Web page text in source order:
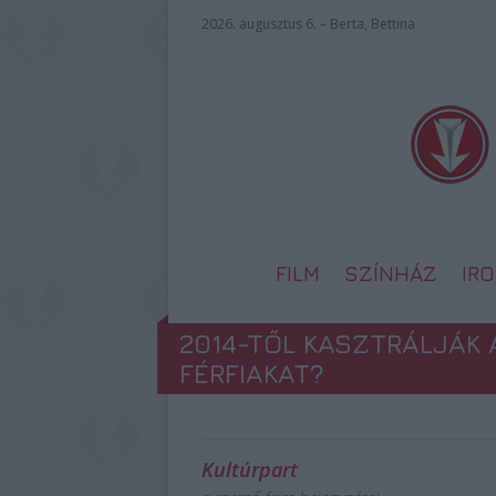
2026. augusztus 6. – Berta, Bettina
FILM SZÍNHÁZ
2014-TŐL KASZTRÁLJÁK
FÉRFIAKAT?
Kultúrpart